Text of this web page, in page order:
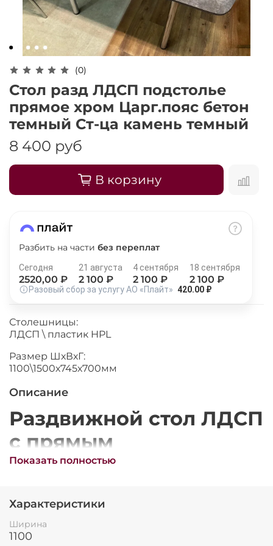
(0)
Стол разд ЛДСП подстолье
прямое хром Царг.пояс бетон
темный Ст-ца камень темный
8 400 руб
В корзину
Разбить на части без переплат
Сегодня
2520,00 ₽
21 августа
2 100 ₽
4 сентября
2 100 ₽
18 сентября
2 100 ₽
Разовый сбор за услугу АО «Плайт» 420.00 ₽
Столешницы:
ЛДСП \ пластик HPL
Размер ШхВхГ:
1100\1500х745х700мм
Описание
Раздвижной стол ЛДСП
с прямым
хромированным
царговым поясом
бетон темный
Показать полностью
Характеристики
Ширина
1100
Оплачивайте сегодня только 25% картой
любого банка
Получайте товар
выбранный способом
Оставшиеся 75% будут
списыватьсяс вашей карты
по25%каждые 2 недели
об оплате Плайтом
25
раз в 2 недели
Остались вопросы?
8 800 302-02-51